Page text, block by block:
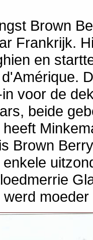
Brown
Frankrijk.
en
voor de
beide
Brown